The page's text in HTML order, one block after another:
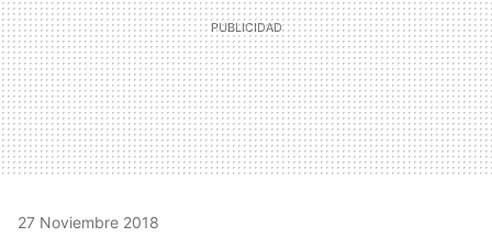
27 Noviembre 2018